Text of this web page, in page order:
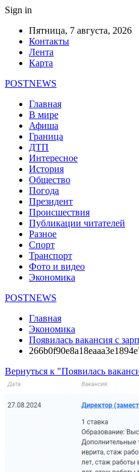
Sign in
Пятница, 7 августа, 2026
Контакты
Лента
Карта
POSTNEWS
Главная
В мире
Афиша
Граница
ДТП
Интересное
История
Общество
Погода
Президент
Происшествия
Публикации читателей
Разное
Спорт
Транспорт
Фото и видео
Экономика
POSTNEWS
Главная
Экономика
Появилась вакансия с
Вернуться к "Появилась